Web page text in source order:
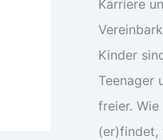
Karriere
Kinder
Teenager
freier. Wie
(er)findet,